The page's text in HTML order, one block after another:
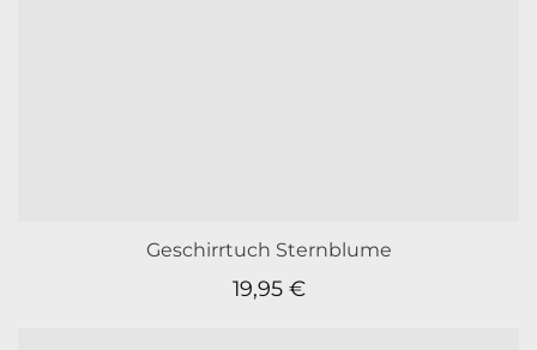
Geschirrtuch Sternblume
19,95 €